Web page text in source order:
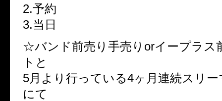
2.予約
3.当日
☆バンド前売り手売りorイープラス
トと
5月より行っている4ヶ月連続スリ
にて